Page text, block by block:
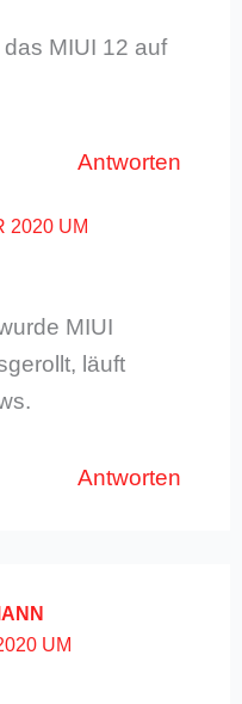
MIUI 12 auf
Antworten
2020 UM
MIUI
läuft
Antworten
UM